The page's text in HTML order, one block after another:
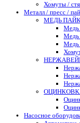
Хомуты /
Металл / пресс /
МЕДЬ
Медь
Медь
Медь
Насосное